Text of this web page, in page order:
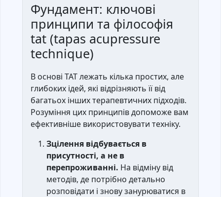
Фундамент: ключові
принципи та філософія
tat (tapas acupressure
technique)
В основі ТАТ лежать кілька простих, але
глибоких ідей, які відрізняють її від
багатьох інших терапевтичних підходів.
Розуміння цих принципів допоможе вам
ефективніше використовувати техніку.
Зцілення відбувається в
присутності, а не в
перепроживанні. На відміну від
методів, де потрібно детально
розповідати і знову занурюватися в